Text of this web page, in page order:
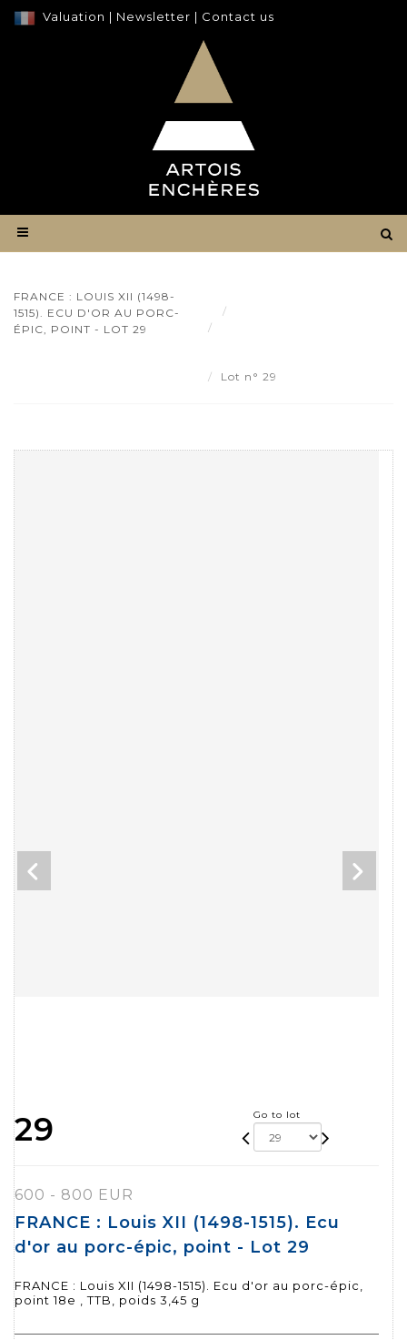
Valuation | Newsletter | Contact us
FRANCE : LOUIS XII (1498-
1515). ECU D'OR AU PORC-
ÉPIC, POINT - LOT 29
Lot n° 29
29 Go to lot
600 - 800 EUR
FRANCE : Louis XII (1498-1515). Ecu
d'or au porc-épic, point - Lot 29
FRANCE : Louis XII (1498-1515). Ecu d'or au porc-épic,
point 18e , TTB, poids 3,45 g